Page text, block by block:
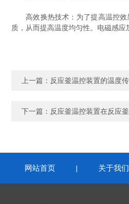
高效换热技术：为了提高温控效
质，从而提高温度均匀性。电磁感
上一篇： 反应釜温控装置的温度
下一篇： 反应釜温控装置在反应
网站首页 | 关于我们